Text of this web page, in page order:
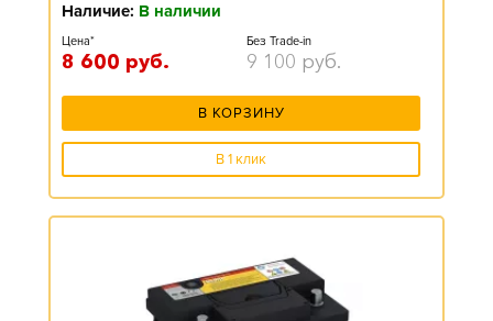
Наличие: В наличии
Цена*
8 600 руб.
Без Trade-in
9 100 руб.
В КОРЗИНУ
В 1 клик